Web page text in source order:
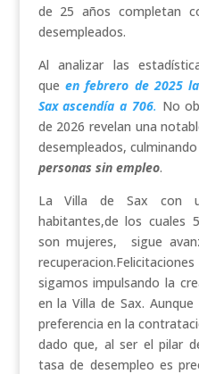
de 25 años completan
desempleados.
Al analizar las
que en febrero de 2025
Sax ascendía a 706. No
de 2026 revelan una
desempleados,
personas sin empleo.
La Villa de Sax con
habitantes,de los cuales
son mujeres, sigue
sigamos impulsando la
en la Villa de Sax.
preferencia en la
dado que, al ser el pilar
tasa de desempleo es